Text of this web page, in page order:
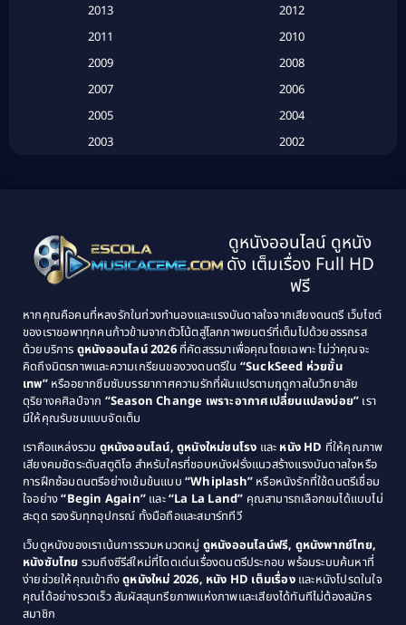
(134)
Classic หนังคลาสสิก(21)
Classic หนังคลาสสิก(25)
Comedy ตลก(46)
Comedy ตลก(515)
Coming of Age ก้าวพ้นวัย(1)
Coming-of-Age(3)
Community(1)
Crime อาชญากรรม(78)
2013
2012
2011
2010
2009
2008
2007
2006
2005
2004
2003
2002
1995
1994
1993
1992
1989
1988
1987
1986
1985
1984
1983
1982
1979
1978
1976
1975
1974
1971
1970
1969
1968
1964
1963
ดูหนังออนไลน์ ดูหนัง
ดัง เต็มเรื่อง Full HD
ฟรี
หากคุณคือคนที่หลงรักในท่วงทำนองและแรงบันดาลใจจากเสียงดนตรี เว็บไซต์
ของเราขอพาทุกคนก้าวข้ามจากตัวโน้ตสู่โลกภาพยนตร์ที่เต็มไปด้วยอรรถรส
ด้วยบริการ ดูหนังออนไลน์ 2026ที่คัดสรรมาเพื่อคุณโดยเฉพาะ ไม่ว่าคุณจะ
คิดถึงมิตรภาพและความเกรียนของวงดนตรีใน “SuckSeed ห่วยขั้น
เทพ”หรืออยากซึมซับบรรยากาศความรักที่ผันแปรตามฤดูกาลในวิทยาลัย
ดุริยางคศิลป์จาก “Season Change เพราะอากาศเปลี่ยนแปลงบ่อย” เรา
มีให้คุณรับชมแบบจัดเต็ม
เราคือแหล่งรวม ดูหนังออนไลน์, ดูหนังใหม่ชนโรง และ หนัง HD ที่ให้คุณภาพ
เสียงคมชัดระดับสตูดิโอ สำหรับใครที่ชอบหนังฝรั่งแนวสร้างแรงบันดาลใจหรือ
การฝึกซ้อมดนตรีอย่างเข้มข้นแบบ “Whiplash” หรือหนังรักที่ใช้ดนตรีเชื่อม
ใจอย่าง“Begin Again” และ“La La Land” คุณสามารถเลือกชมได้แบบไม่
สะดุด รองรับทุกอุปกรณ์ ทั้งมือถือและสมาร์ททีวี
เว็บดูหนังของเราเน้นการรวมหมวดหมู่ ดูหนังออนไลน์ฟรี, ดูหนังพากย์ไทย,
หนังซับไทย รวมถึงซีรีส์ใหม่ที่โดดเด่นเรื่องดนตรีประกอบ พร้อมระบบค้นหาที่
ง่ายช่วยให้คุณเข้าถึงดูหนังใหม่ 2026, หนัง HD เต็มเรื่องและหนังโปรดในใจ
คุณได้อย่างรวดเร็ว สัมผัสสุนทรียภาพแห่งภาพและเสียงได้ทันทีไม่ต้องสมัคร
สมาชิก